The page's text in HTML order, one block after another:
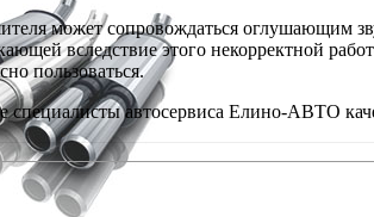
может сопровождаться оглушающим
вследствие этого некорректной
пользоваться.
автосервиса Елино-АВТО